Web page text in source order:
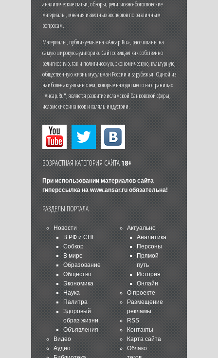
аналитические статьи, обзоры, религиозно-богословские
материалы, мнения известных экспертов по различным
вопросам.
Материалы, публикуемые на «Ансар.Ru», рассчитаны на
самую широкую аудиторию. Сайт освещает как собственно
религиозную, так и политическую, экономическую, культурную,
общественную жизнь мусульман России и зарубежья. Одной из
наиболее актуальных тем, которые находят место на страницах
"Ансар.Ru", является развитие исламской банковской сферы,
исламских финансов и халяль-индустрии.
ВОЗРАСТНАЯ КАТЕГОРИЯ САЙТА18+
При использовании материалов сайта
гиперссылка на www.ansar.ruобязательна!
РАЗДЕЛЫ ПОРТАЛА
Новости
В РФ и СНГ
Собкор
В мире
Образование
Общество
Экономика
Наука
Палитра
Здоровый
образ жизни
Объявления
Видео
Аудио
Актуально
Аналитика
Персоны
Прямой
путь
История
Онлайн
О проекте
Размещение
рекламы
RSS
Контакты
Карта сайта
Облако